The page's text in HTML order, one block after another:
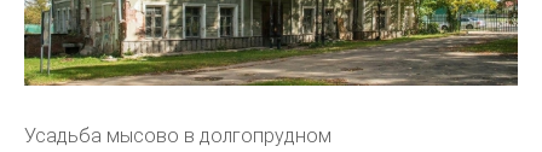
Усадьба мысово в долгопрудном